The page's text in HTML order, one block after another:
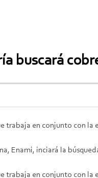
buscará
trabaja en conjunto con la
Enami, inciará la
trabaja en conjunto con